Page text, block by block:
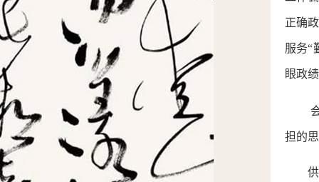
正确
服务“
眼政绩
担的